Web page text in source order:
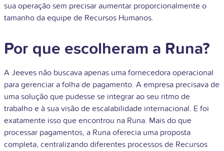
sua operação sem precisar aumentar proporcionalmente o
tamanho da equipe de Recursos Humanos.
Por que escolheram a Runa?
A Jeeves não buscava apenas uma fornecedora operacional
para gerenciar a folha de pagamento. A empresa precisava de
uma solução que pudesse se integrar ao seu ritmo de
trabalho e à sua visão de escalabilidade internacional. E foi
exatamente isso que encontrou na Runa. Mais do que
processar pagamentos, a Runa oferecia uma proposta
completa, centralizando diferentes processos de Recursos